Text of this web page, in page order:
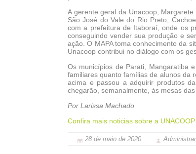
A gerente geral da Unacoop,
São José do Vale do Rio Preto,
com a prefeitura de Itaboraí, onde os
conseguindo vender sua produção e
ação. O MAPA toma conhecimento da
Unacoop contribui no diálogo com os
Os municípios de Parati, Mangaratiba
familiares quanto famílias de alunos da
acima e passou a adquirir produtos
chegarão, semanalmente, às mesas
Por Larissa Machado
Confira mais noticias sobre a UNACOOP
28 de maio de 2020